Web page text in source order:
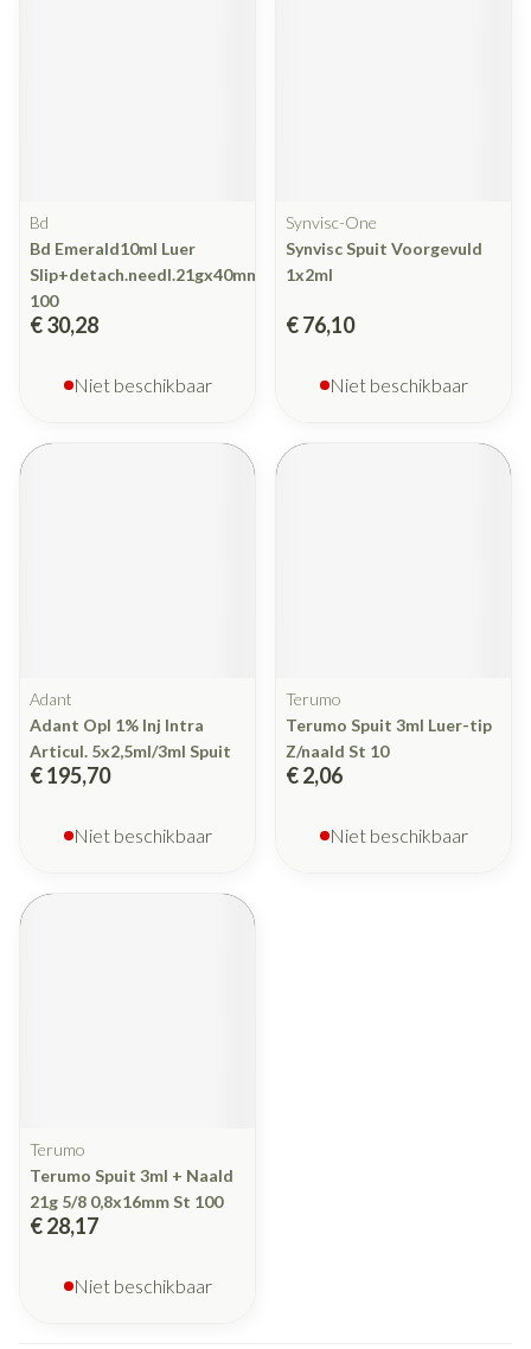
Bd
Bd Emerald10ml Luer
Slip+detach.needl.21gx40mm
100
€ 30,28
Niet beschikbaar
Synvisc-One
Synvisc Spuit Voorgevuld
1x2ml
€ 76,10
Niet beschikbaar
Adant
Adant Opl 1% Inj Intra
Articul. 5x2,5ml/3ml Spuit
€ 195,70
Niet beschikbaar
Terumo
Terumo Spuit 3ml Luer-tip
Z/naald St 10
€ 2,06
Niet beschikbaar
Terumo
Terumo Spuit 3ml + Naald
21g 5/8 0,8x16mm St 100
€ 28,17
Niet beschikbaar